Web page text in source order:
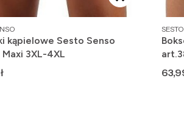
kąpielowe Sesto Senso
3XL-4XL
Cena